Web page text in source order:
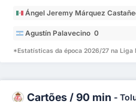
Ángel Jeremy Márquez
Agustín Palavecino 0
*Estatísticas da época 2026/27 na Liga
Cartões / 90 min -